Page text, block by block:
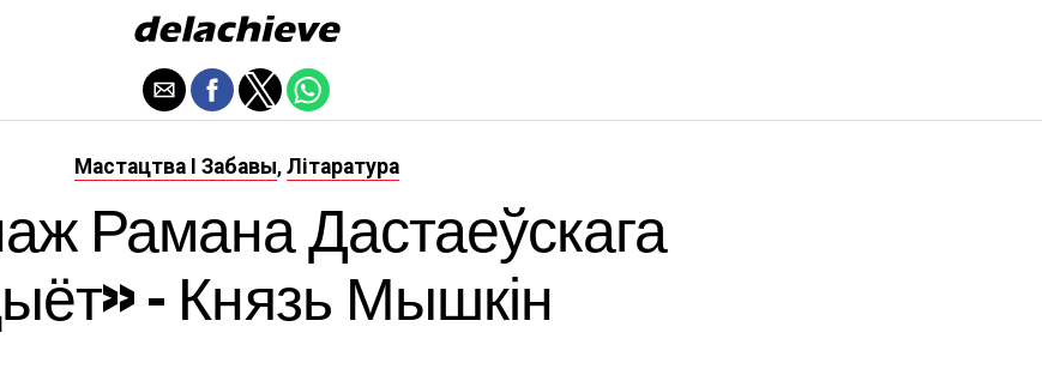
Мастацтва І Забавы, Літаратура
Рамана Дастаеўскага
- Князь Мышкін